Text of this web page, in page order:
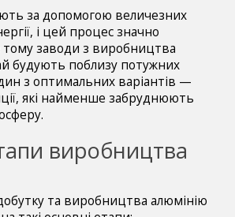
за допомогою величезних
і цей процес значно
тому заводи з виробництва
будують поблизу потужних
з оптимальних варіантів —
які найменше забруднюють
виробництва
та виробництва алюмінію